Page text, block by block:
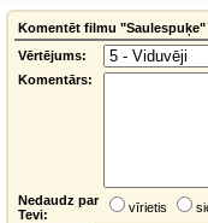
Komentēt filmu "Saulespuķe"
Vērtējums:
Komentārs:
Nedaudz par
Tevi:
vīrietis